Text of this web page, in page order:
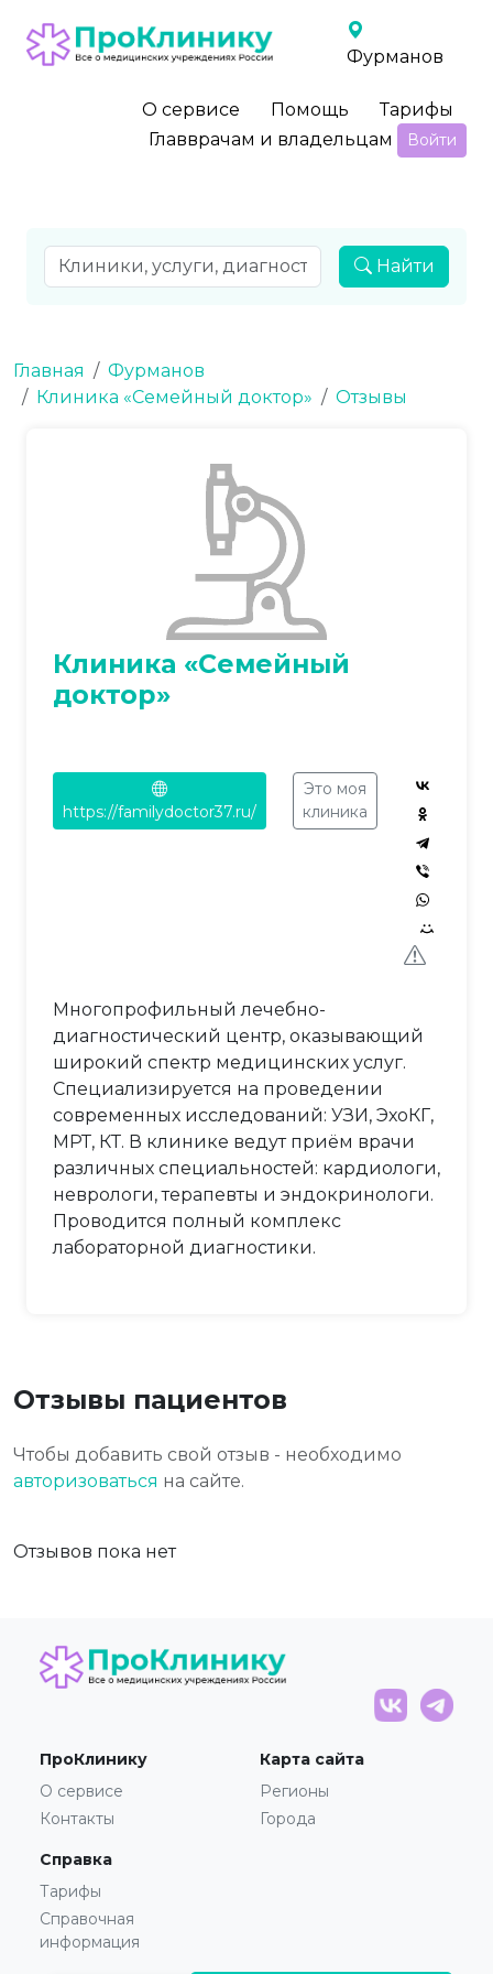
Фурманов
О сервисе Помощь
Тарифы
Главврачам и владельцам
Войти
Найти
Главная
Фурманов
Клиника «Семейный доктор»
Отзывы
Клиника «Семейный
доктор»
https://familydoctor37.ru/
Это моя
клиника
Многопрофильный лечебно-
диагностический центр, оказывающий
широкий спектр медицинских услуг.
Специализируется на проведении
современных исследований: УЗИ, ЭхоКГ,
МРТ, КТ. В клинике ведут приём врачи
различных специальностей: кардиологи,
неврологи, терапевты и эндокринологи.
Проводится полный комплекс
лабораторной диагностики.
Отзывы пациентов
Чтобы добавить свой отзыв - необходимо
авторизоваться на сайте.
Отзывов пока нет
ПроКлинику
О сервисе
Контакты
Карта сайта
Регионы
Города
Справка
Тарифы
Справочная
информация